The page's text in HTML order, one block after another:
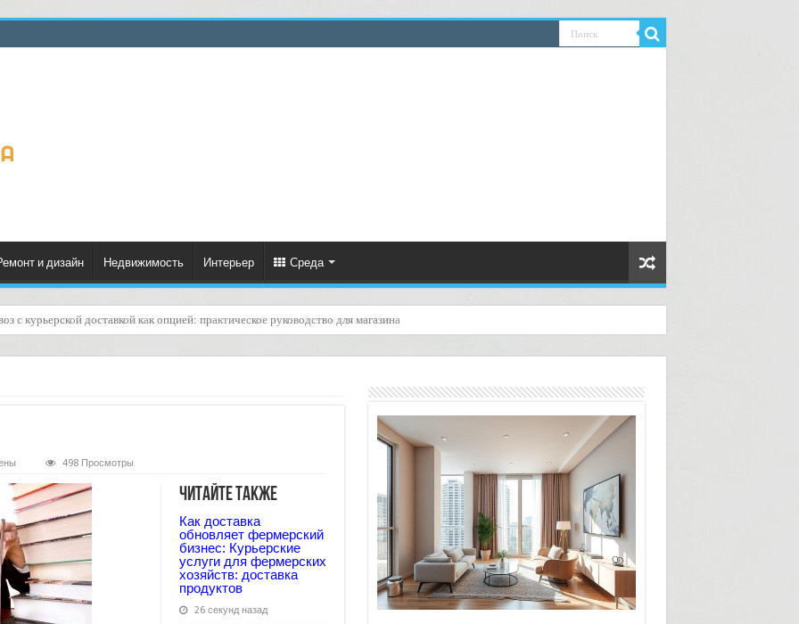
и дизайн Недвижимость Интерьер Среда
и ярмарки: планирование и документы — как избежать сбоев и просчетов
498 Просмотры
Читайте также
Как доставка
обновляет фермерский
бизнес: Курьерские
услуги для фермерских
хозяйств: доставка
продуктов
26 секунд назад